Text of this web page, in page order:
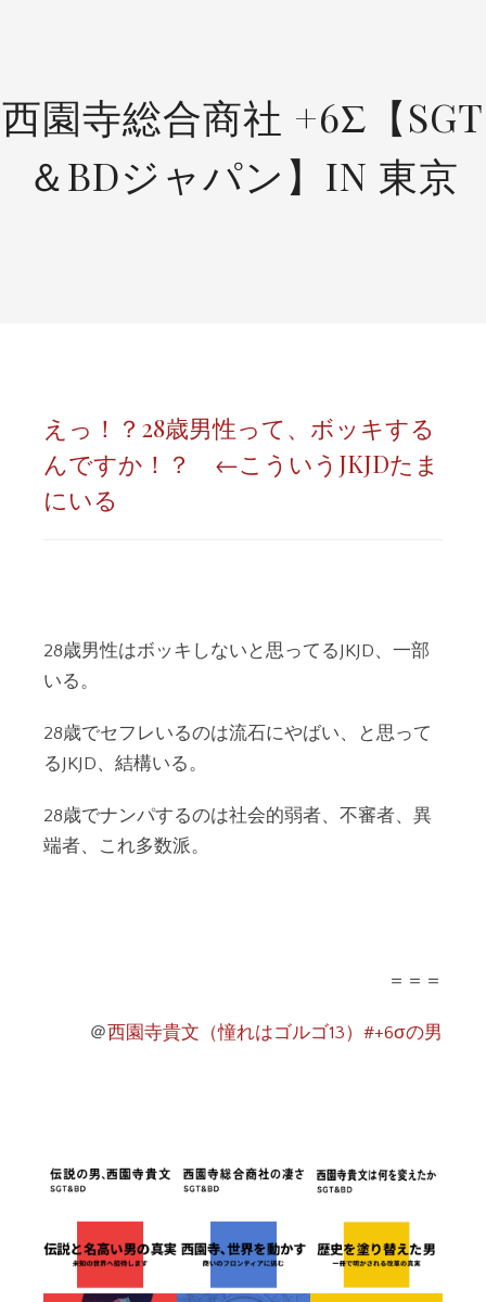
西園寺総合商社 +6Σ【SGT
＆BDジャパン】IN 東京
えっ！？28歳男性って、ボッキする
んですか！？ ←こういうJKJDたま
にいる
28歳男性はボッキしないと思ってるJKJD、一部
いる。
28歳でセフレいるのは流石にやばい、と思って
るJKJD、結構いる。
28歳でナンパするのは社会的弱者、不審者、異
端者、これ多数派。
＝＝＝
＠西園寺貴文（憧れはゴルゴ13）#+6σの男